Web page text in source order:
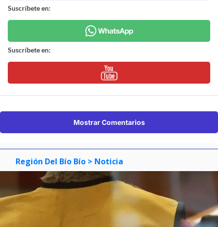
Suscríbete en:
Suscríbete en:
Mostrar Comentarios
Región Del Bío Bío > Noticia